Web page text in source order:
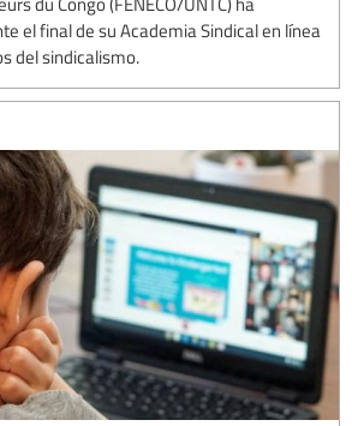
el final de su Academia Sindical en línea
del sindicalismo.